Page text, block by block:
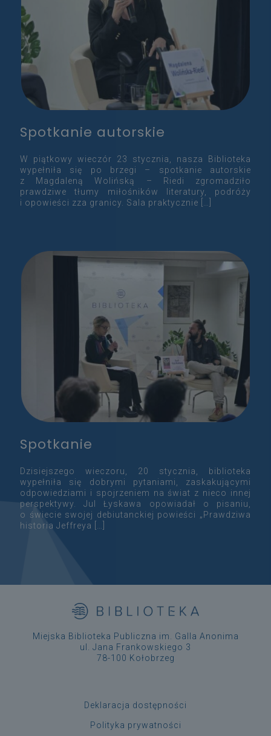
Spotkanie autorskie
W piątkowy wieczór 23 stycznia, nasza Biblioteka
wypełniła się po brzegi – spotkanie autorskie
z Magdaleną Wolińską – Riedi zgromadziło
prawdziwe tłumy miłośników literatury, podróży
i opowieści zza granicy. Sala praktycznie
Spotkanie
Dzisiejszego wieczoru, 20 stycznia, biblioteka
wypełniła się dobrymi pytaniami, zaskakującymi
odpowiedziami i spojrzeniem na świat z nieco innej
perspektywy. Jul Łyskawa opowiadał o pisaniu,
o świecie swojej debiutanckiej powieści „Prawdziwa
historia Jeffreya
[…]
Miejska Biblioteka Publiczna im. Galla Anonima
ul. Jana Frankowskiego 3
78-100 Kołobrzeg
Deklaracja dostępności
Polityka prywatności